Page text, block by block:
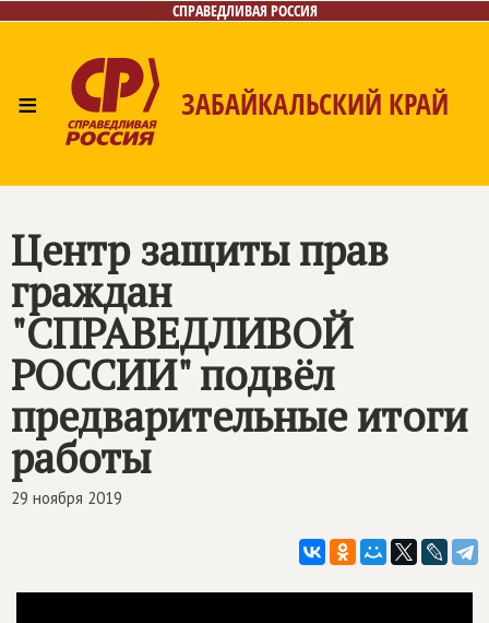
СПРАВЕДЛИВАЯ РОССИЯ
≡ ЗАБАЙКАЛЬСКИЙ КРАЙ
Центр защиты прав
граждан
"СПРАВЕДЛИВОЙ
РОССИИ" подвёл
предварительные итоги
работы
29 ноября 2019